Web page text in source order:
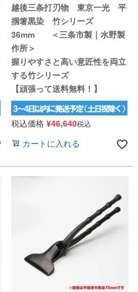
越後三条打刃物 東京一光 平
掴箸黒染 竹シリーズ
36mm ＜三条市製｜水野製
作所＞
握りやすさと高い意匠性を両立
する竹シリーズ
【頑張って送料無料！】
税込価格 ¥46,640税込
カートに入れる